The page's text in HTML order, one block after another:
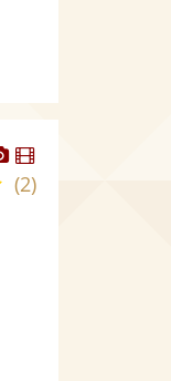
Dieser
Künstler
stellt
Dieser
Künstler
5,0(2)